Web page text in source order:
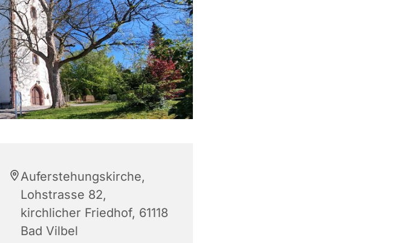
Auferstehungskirche,
Lohstrasse 82,
kirchlicher Friedhof, 61118
Bad Vilbel